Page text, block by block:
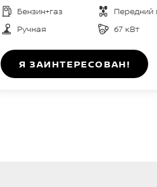
Бензин+газ
Передний
Ручная
67 кВт
Я ЗАИНТЕРЕСОВАН!